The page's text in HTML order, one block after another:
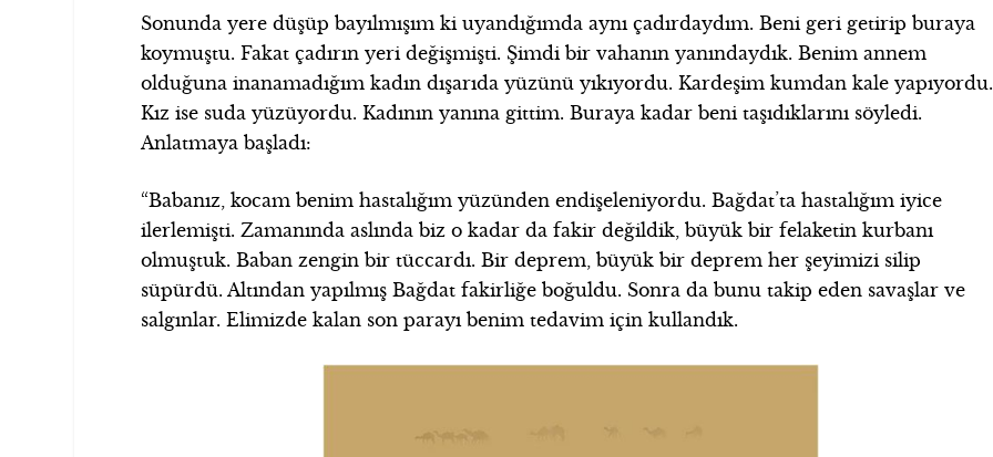
Sonunda yere düşüp bayılmışım ki uyandığımda aynı çadırdaydım. Beni geri getirip buraya
koymuştu. Fakat çadırın yeri değişmişti. Şimdi bir vahanın yanındaydık. Benim annem
olduğuna inanamadığım kadın dışarıda yüzünü yıkıyordu. Kardeşim kumdan kale yapıyordu.
Kız ise suda yüzüyordu. Kadının yanına gittim. Buraya kadar beni taşıdıklarını söyledi.
Anlatmaya başladı:
“Babanız, kocam benim hastalığım yüzünden endişeleniyordu. Bağdat’ta hastalığım iyice
ilerlemişti. Zamanında aslında biz o kadar da fakir değildik, büyük bir felaketin kurbanı
olmuştuk. Baban zengin bir tüccardı. Bir deprem, büyük bir deprem her şeyimizi silip
süpürdü. Altından yapılmış Bağdat fakirliğe boğuldu. Sonra da bunu takip eden savaşlar ve
salgınlar. Elimizde kalan son parayı benim tedavim için kullandık.